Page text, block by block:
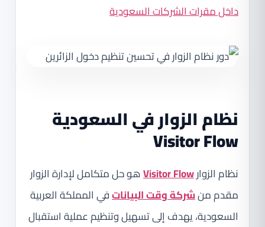
داخل مقرات الشركات السعودية
نظام الزوار في السعودية
Visitor Flow
نظام الزوارVisitor Flowهو حل متكامل لإدارة الزوار
مقدم منشركة وقت البياناتفي المملكة العربية
السعودية، يهدف إلى تسهيل وتنظيم عملية استقبال